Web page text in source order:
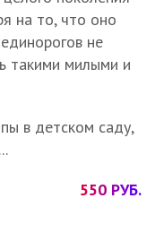
на то, что оно
не
такими милыми и
в детском саду,
550 РУБ.